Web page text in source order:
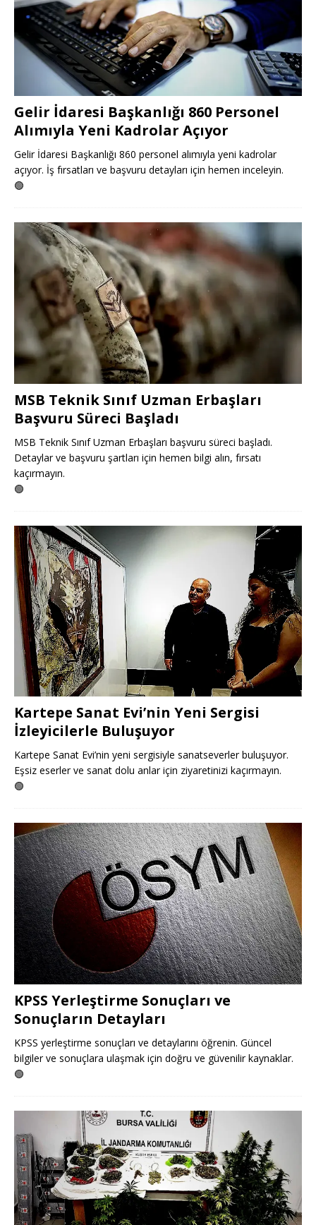
Gelir İdaresi Başkanlığı 860 Personel
Alımıyla Yeni Kadrolar Açıyor
Gelir İdaresi Başkanlığı 860 personel alımıyla yeni kadrolar
açıyor. İş fırsatları ve başvuru detayları için hemen inceleyin.
🟢
MSB Teknik Sınıf Uzman Erbaşları
Başvuru Süreci Başladı
MSB Teknik Sınıf Uzman Erbaşları başvuru süreci başladı.
Detaylar ve başvuru şartları için hemen bilgi alın, fırsatı
kaçırmayın.
🟢
Kartepe Sanat Evi’nin Yeni Sergisi
İzleyicilerle Buluşuyor
Kartepe Sanat Evi’nin yeni sergisiyle sanatseverler buluşuyor.
Eşsiz eserler ve sanat dolu anlar için ziyaretinizi kaçırmayın.
🟢
KPSS Yerleştirme Sonuçları ve
Sonuçların Detayları
KPSS yerleştirme sonuçları ve detaylarını öğrenin. Güncel
bilgiler ve sonuçlara ulaşmak için doğru ve güvenilir kaynaklar.
🟢